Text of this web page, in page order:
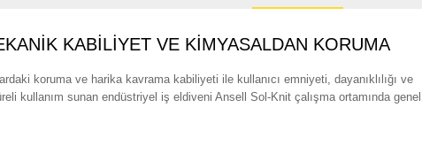
KABİLİYET VE KİMYASALDAN KORUMA
koruma ve harika kavrama kabiliyeti ile kullanıcı emniyeti, dayanıklılığı ve
kullanım sunan endüstriyel iş eldiveni Ansell Sol-Knit çalışma ortamında genel